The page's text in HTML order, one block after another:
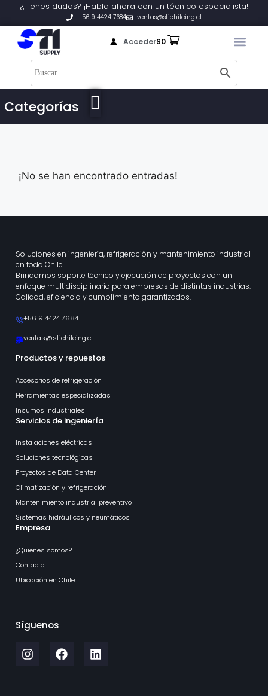
¿Tienes dudas? ¡Habla ahora con un técnico especialista!
+56 9 4424 7684 ventas@stichileing.cl
Acceder$0
Categorías
¡No se han encontrado entradas!
Soluciones en ingeniería, refrigeración y mantenimiento industrial
en todo Chile.
Brindamos soporte técnico y ejecución de proyectos con un
enfoque multidisciplinario para empresas de distintas industrias.
Calidad, eficiencia y cumplimiento garantizados.
+56 9 4424 7684
ventas@stichileing.cl
Productos y repuestos
Accesorios de refrigeración
Herramientas especializadas
Insumos industriales
Servicios de ingeniería
Instalaciones eléctricas
Soluciones tecnológicas
Proyectos de Data Center
Climatización y refrigeración
Mantenimiento industrial preventivo
Sistemas hidráulicos y neumáticos
Empresa
¿Quienes somos?
Contacto
Ubicación en Chile
Síguenos